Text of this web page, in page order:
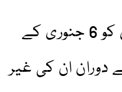
حکام کے مطابق دونوں کو 6 جنوری کے
ان کی غیر